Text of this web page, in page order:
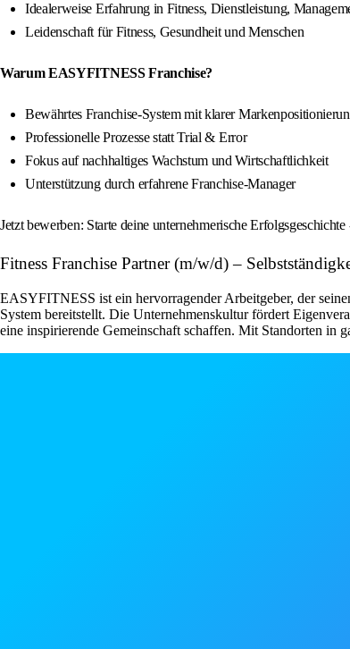
Idealerweise Erfahrung in Fitness, Dienstleistung,
Leidenschaft für Fitness, Gesundheit und Menschen
Warum EASYFITNESS Franchise?
Bewährtes Franchise-System mit klarer
Professionelle Prozesse statt Trial & Error
Fokus auf nachhaltiges Wachstum und Wirtschaftlichkeit
Unterstützung durch erfahrene Franchise-Manager
Jetzt bewerben: Starte deine unternehmerische
Fitness Franchise Partner (m/w/d) –
EASYFITNESS ist ein hervorragender Arbeitgeber, der
System bereitstellt. Die Unternehmenskultur fördert
eine inspirierende Gemeinschaft schaffen. Mit Standorten in